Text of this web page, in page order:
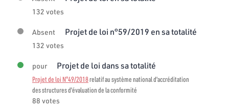
132 votes
Absent Projet de loi n°59/2019 en sa totalité
132 votes
pour Projet de loi dans sa totalité
Projet de loi N°49/2018relatif au système national d'accréditation
des structures d'évaluation de la conformité
88 votes